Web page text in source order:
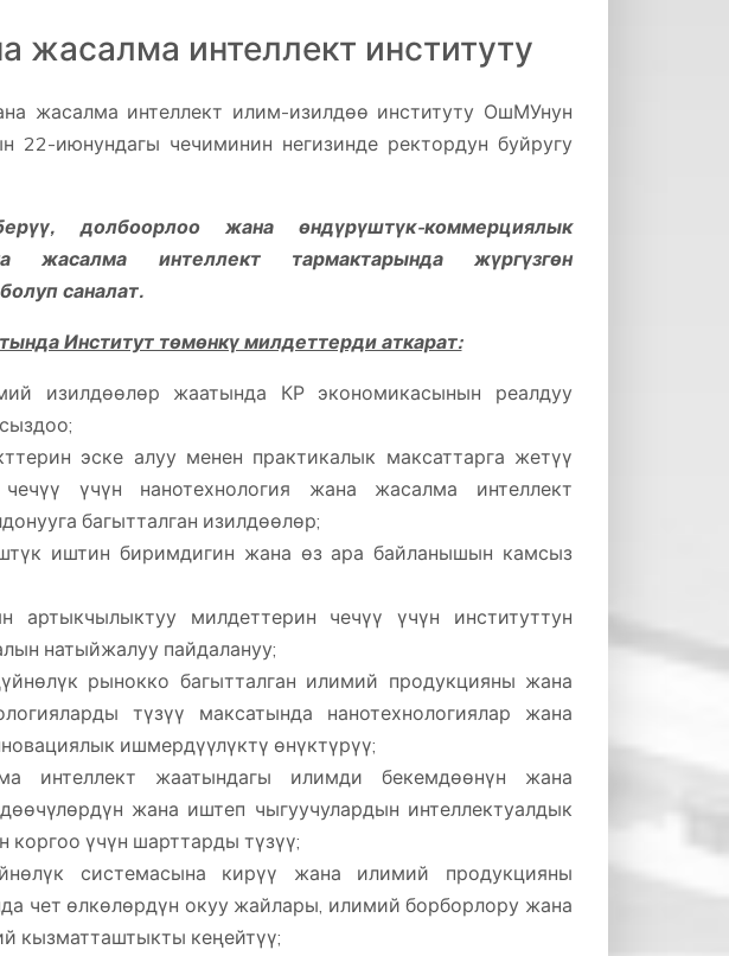
жасалма интеллект институту
жасалма интеллект илим-изилдөө институту ОшМУнун
июнундагы чечиминин негизинде ректордун буйругу
долбоорлоо жана өндүрүштүк-коммерциялык
жасалма интеллект тармактарында жүргүзгөн
саналат.
Институт төмөнкү милдеттерди аткарат:
изилдөөлөр жаатында КР экономикасынын реалдуу
эске алуу менен практикалык максаттарга жетүү
үчүн нанотехнология жана жасалма интеллект
багытталган изилдөөлөр;
иштин биримдигин жана өз ара байланышын камсыз
артыкчылыктуу милдеттерин чечүү үчүн институттун
натыйжалуу пайдалануу;
рынокко багытталган илимий продукцияны жана
түзүү максатында нанотехнологиялар жана
ишмердүүлүктү өнүктүрүү;
интеллект жаатындагы илимди бекемдөөнүн жана
жана иштеп чыгуучулардын интеллектуалдык
коргоо үчүн шарттарды түзүү;
системасына кирүү жана илимий продукцияны
чет өлкөлөрдүн окуу жайлары, илимий борборлору жана
кызматташтыкты кеңейтүү;